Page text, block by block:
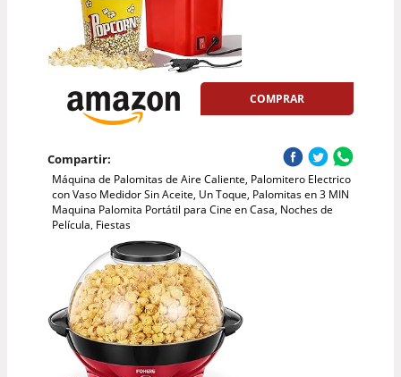
COMPRAR
Compartir:
Máquina de Palomitas de Aire Caliente, Palomitero Electrico
con Vaso Medidor Sin Aceite, Un Toque, Palomitas en 3 MIN
Maquina Palomita Portátil para Cine en Casa, Noches de
Película, Fiestas